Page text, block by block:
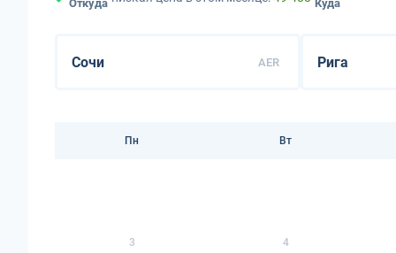
Откуда
AER
Куда
Пн Вт
3 4